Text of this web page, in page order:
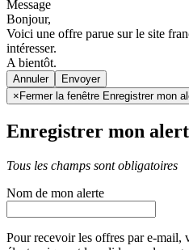
Message
Bonjour,
Voici une offre parue sur le site
intéresser.
A bientôt.
Annuler
× Fermer la fenêtre Enregistrer mon
Enregistrer mon
Tous les champs sont obligatoires
Nom de mon alerte
Pour recevoir les offres par e-mail,